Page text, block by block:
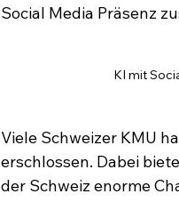
Social Media Präsenz
KI mit
Viele Schweizer KMU
erschlossen. Dabei
der Schweiz enorme